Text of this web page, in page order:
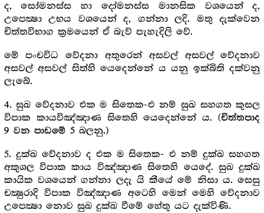
ද, සෝමනස්ස හා දෝමනස්ස මානසික වශයෙන් ද,
උපෙක්‍ෂා උභය වශයෙන් ද, ගන්නා ලදි. මතු දැක්වෙන
චිත්තවිභාග ක්‍රමයෙන් ඒ බැව් පැහැදිලි වේ.
මේ පංචවිධ වේදනා අතුරෙන් අසවල් අසවල් වේදනාව
අසවල් අසවල් සිත්හි යෙදෙන්නේ ය යනු ඉක්බිති දක්වනු
ලැබේ.
4. සුඛ වේදනාව එක ම සිතෙක-එ නම් සුඛ සහගත කුසල
විපාක කායවිඤ්ඤාණ සිතෙහි යෙදෙන්නේ ය. (චිත්තපාද
9 වන පාඩමේ 5බලනු.)
5. දුක්ඛ වේදනාව ද එක ම සිතෙක- එ නම් දුක්ඛ සහගත
අකුශල විපාක කාය විඤ්ඤාණ සිතෙහි යෙදේ. සුඛ දුක්ඛ
කායික වශයෙන් ගන්නා ලදැ යි කීයේ මේ නිසා ය. සෙසු
චක්‍ෂුරාදි විපාක විඤ්ඤාණ අටෙහි මෙන් මෙහි වේදනාව
උපෙක්‍ෂා නොව සුඛ දුක්ඛ වීමේ හේතු යට දැක්විණි.